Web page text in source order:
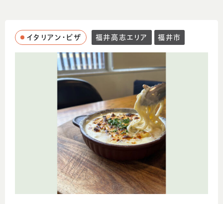
駐車場
店舗前と横にあり
福井問屋団地、福井テレビの本社前にあるこ
だわりのイタリア料理レストランです。 お客様
においしいお料理と素敵な雰囲気を提供して
いきたいと考えています。
イタリアン・ピザ 福井高志エリア 福井市